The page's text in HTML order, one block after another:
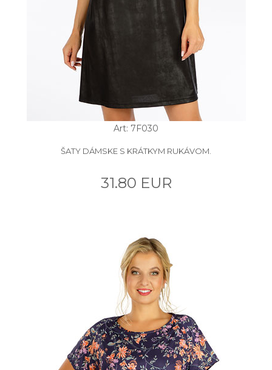
Art: 7F030
ŠATY DÁMSKE S KRÁTKYM RUKÁVOM.
31.80 EUR